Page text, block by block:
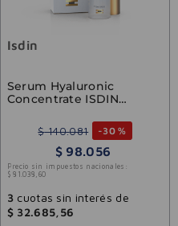
Isdin
Serum Hyaluronic
Concentrate ISDIN
$ 140.081 -30 %
$ 98.056
Precio sin impuestos nacionales:
$ 81 .038 , 60
3cuotas sin interés de
$ 32.685,56